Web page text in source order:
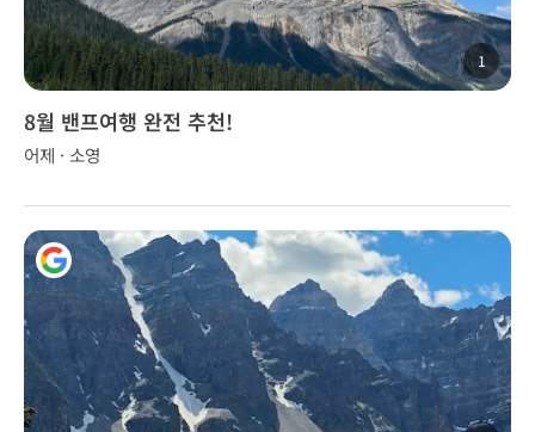
1
8월 밴프여행 완전 추천!
어제 · 소영